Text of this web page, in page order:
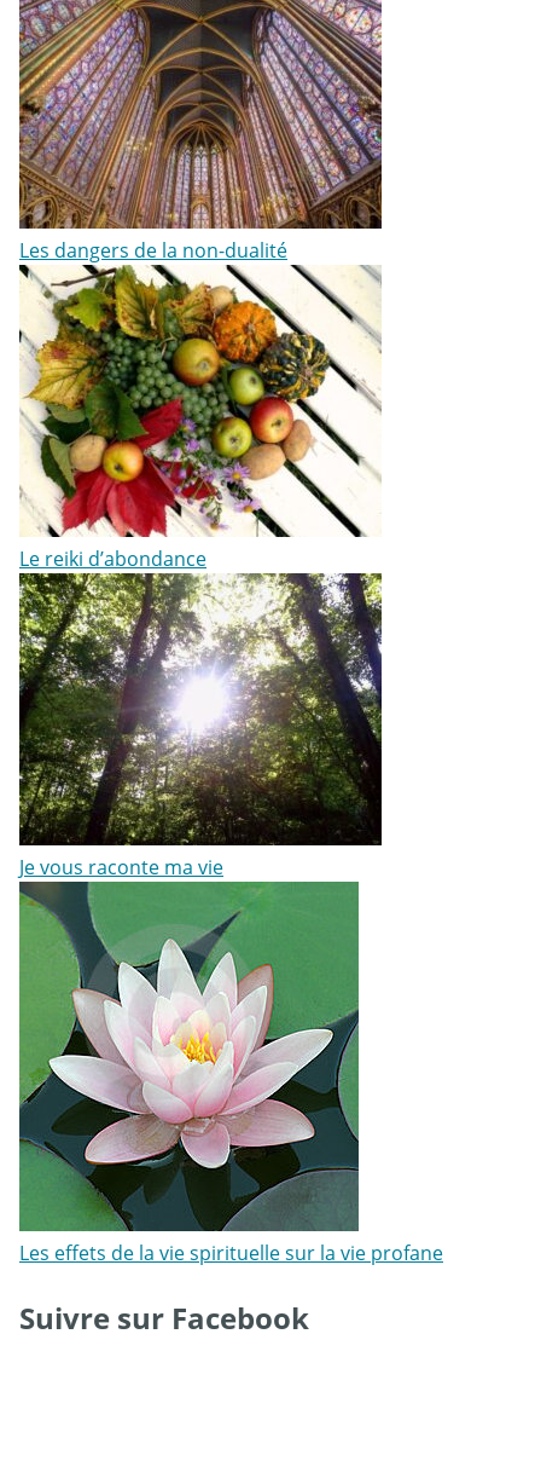
Les dangers de la non-dualité
Le reiki d’abondance
Je vous raconte ma vie
Les effets de la vie spirituelle sur la vie profane
Suivre sur Facebook